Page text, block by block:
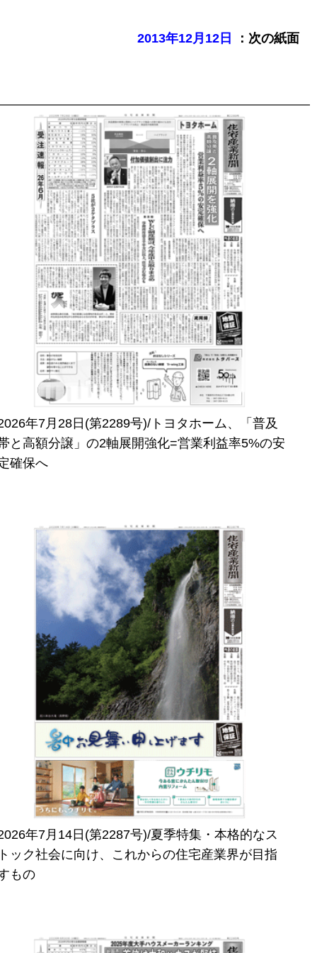
2013年12月12日 ：次の紙面
年7月28日(第2289号)/トヨタホーム、「普及
と高額分譲」の2軸展開強化=営業利益率5%の安
確保へ
年7月14日(第2287号)/夏季特集・本格的なス
ック社会に向け、これからの住宅産業界が目指
もの